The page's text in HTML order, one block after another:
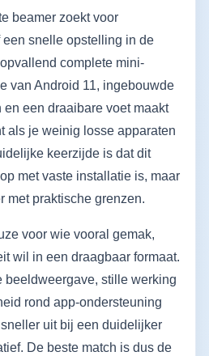
beamer zoekt voor
snelle opstelling in de
complete mini-
van Android 11, ingebouwde
en een draaibare voet maakt
als je weinig losse apparaten
keerzijde is dat dit
met vaste installatie is, maar
met praktische grenzen.
voor wie vooral gemak,
wil in een draagbaar formaat.
beeldweergave, stille werking
rond app-ondersteuning
uit bij een duidelijker
De beste match is dus de